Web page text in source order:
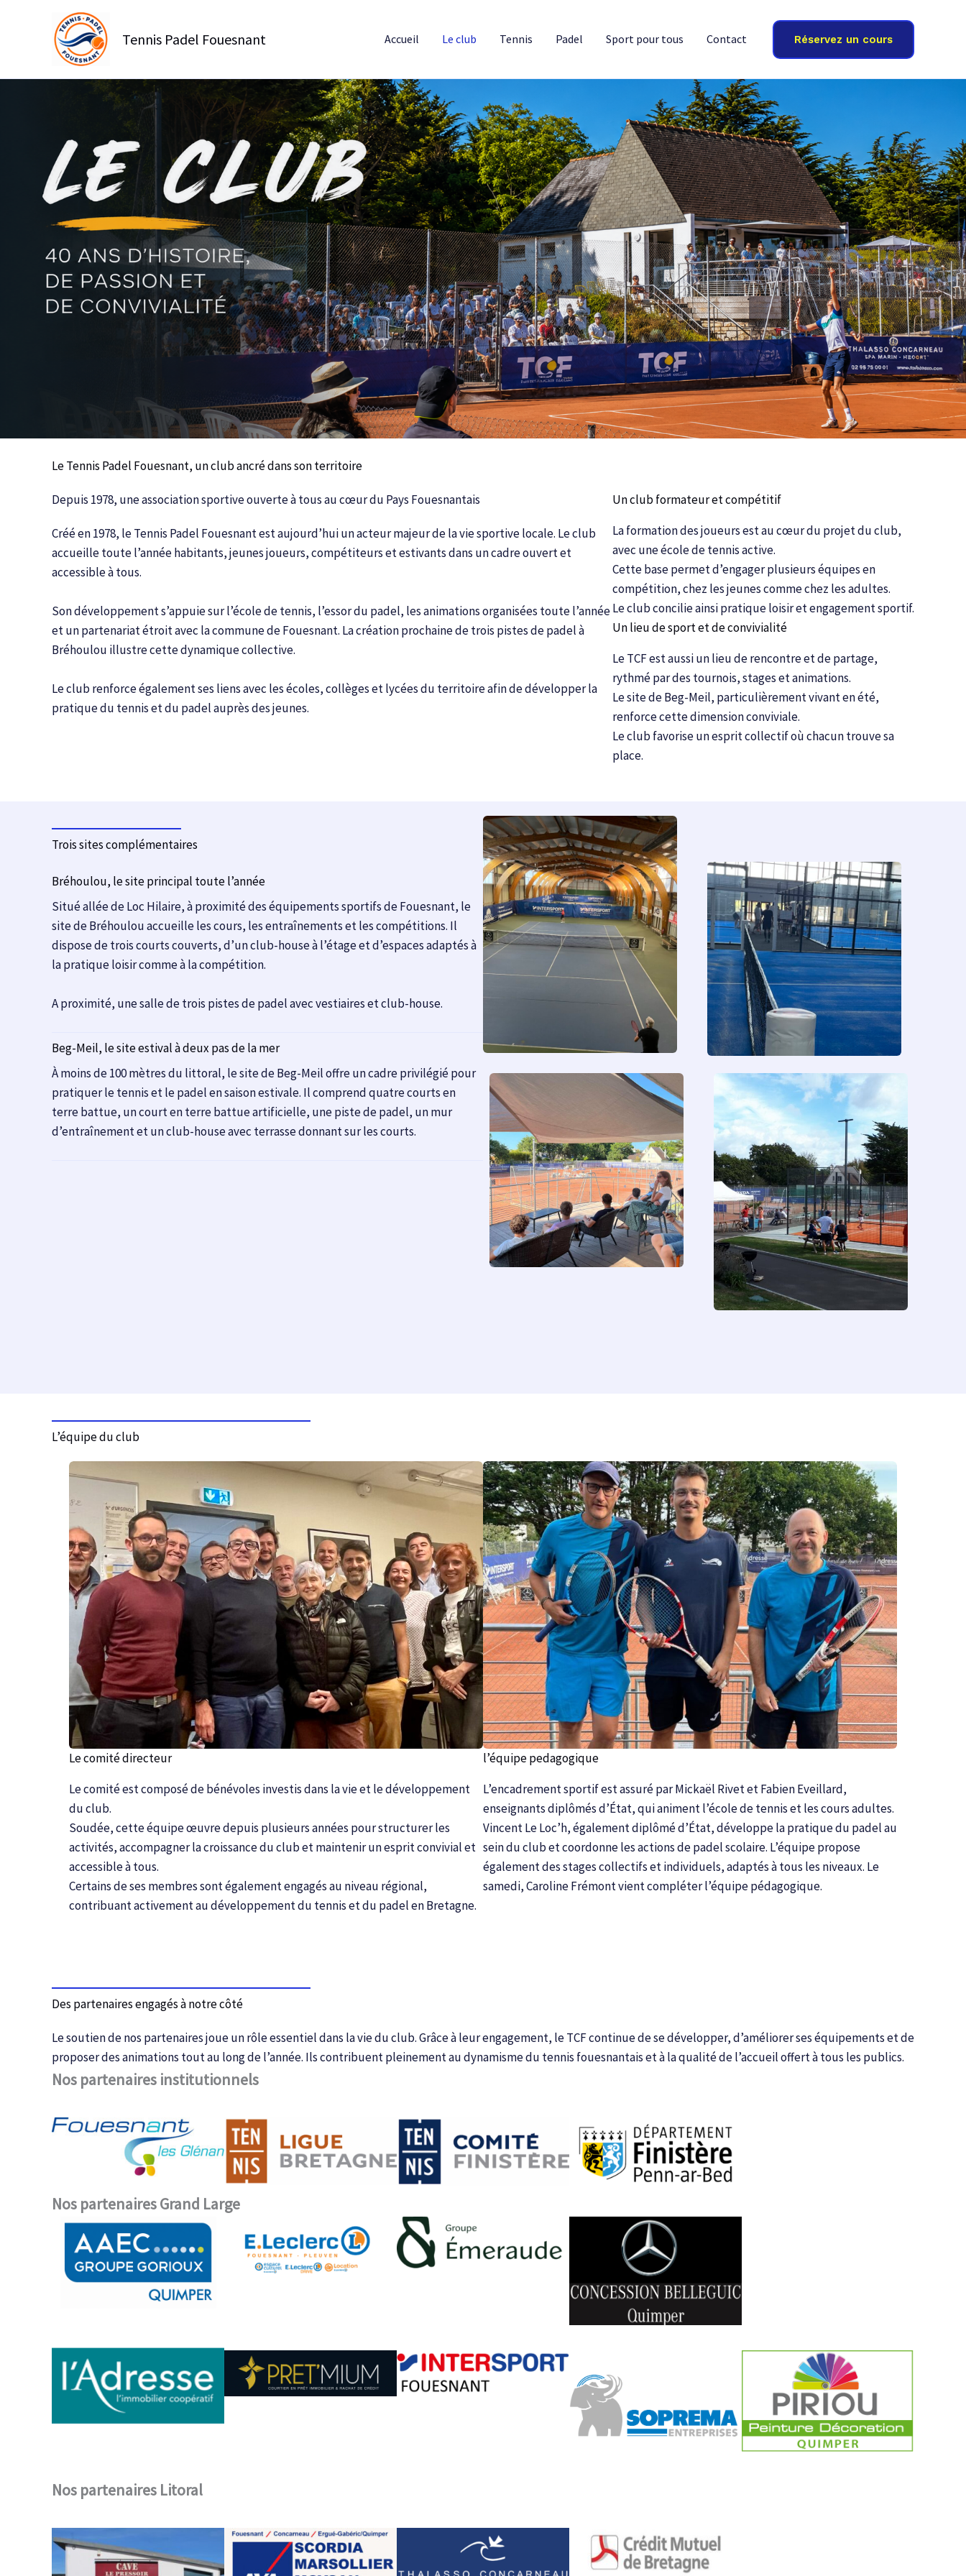
Tennis Padel Fouesnant Accueil Le club Tennis Padel Sport pour tous Contact Réservez un cours
Le Tennis Padel Fouesnant, un club ancré dans son territoire
Depuis 1978, une association sportive ouverte à tous au cœur du Pays Fouesnantais
Créé en 1978, le Tennis Padel Fouesnant est aujourd’hui un acteur majeur de la vie sportive locale. Le club
accueille toute l’année habitants, jeunes joueurs, compétiteurs et estivants dans un cadre ouvert et
accessible à tous.
Son développement s’appuie sur l’école de tennis, l’essor du padel, les animations organisées toute l’année
et un partenariat étroit avec la commune de Fouesnant. La création prochaine de trois pistes de padel à
Bréhoulou illustre cette dynamique collective.
Le club renforce également ses liens avec les écoles, collèges et lycées du territoire afin de développer la
pratique du tennis et du padel auprès des jeunes.
Un club formateur et compétitif
La formation des joueurs est au cœur du projet du club,
avec une école de tennis active.
Cette base permet d’engager plusieurs équipes en
compétition, chez les jeunes comme chez les adultes.
Le club concilie ainsi pratique loisir et engagement sportif.
Un lieu de sport et de convivialité
Le TCF est aussi un lieu de rencontre et de partage,
rythmé par des tournois, stages et animations.
Le site de Beg-Meil, particulièrement vivant en été,
renforce cette dimension conviviale.
Le club favorise un esprit collectif où chacun trouve sa
place.
Trois sites complémentaires
Bréhoulou, le site principal toute l’année
Situé allée de Loc Hilaire, à proximité des équipements sportifs de Fouesnant, le
site de Bréhoulou accueille les cours, les entraînements et les compétitions. Il
dispose de trois courts couverts, d’un club-house à l’étage et d’espaces adaptés à
la pratique loisir comme à la compétition.
A proximité, une salle de trois pistes de padel avec vestiaires et club-house.
Beg-Meil, le site estival à deux pas de la mer
À moins de 100 mètres du littoral, le site de Beg-Meil offre un cadre privilégié pour
pratiquer le tennis et le padel en saison estivale. Il comprend quatre courts en
terre battue, un court en terre battue artificielle, une piste de padel, un mur
d’entraînement et un club-house avec terrasse donnant sur les courts.
L’équipe du club
Le comité directeur
Le comité est composé de bénévoles investis dans la vie et le développement
du club.
Soudée, cette équipe œuvre depuis plusieurs années pour structurer les
activités, accompagner la croissance du club et maintenir un esprit convivial et
accessible à tous.
Certains de ses membres sont également engagés au niveau régional,
contribuant activement au développement du tennis et du padel en Bretagne.
l’équipe pedagogique
L’encadrement sportif est assuré par Mickaël Rivet et Fabien Eveillard,
enseignants diplômés d’État, qui animent l’école de tennis et les cours adultes.
Vincent Le Loc’h, également diplômé d’État, développe la pratique du padel au
sein du club et coordonne les actions de padel scolaire. L’équipe propose
également des stages collectifs et individuels, adaptés à tous les niveaux. Le
samedi, Caroline Frémont vient compléter l’équipe pédagogique.
Des partenaires engagés à notre côté
Le soutien de nos partenaires joue un rôle essentiel dans la vie du club. Grâce à leur engagement, le TCF continue de se développer, d’améliorer ses équipements et de
proposer des animations tout au long de l’année. Ils contribuent pleinement au dynamisme du tennis fouesnantais et à la qualité de l’accueil offert à tous les publics.
Nos partenaires institutionnels
Nos partenaires Grand Large
Nos partenaires Litoral